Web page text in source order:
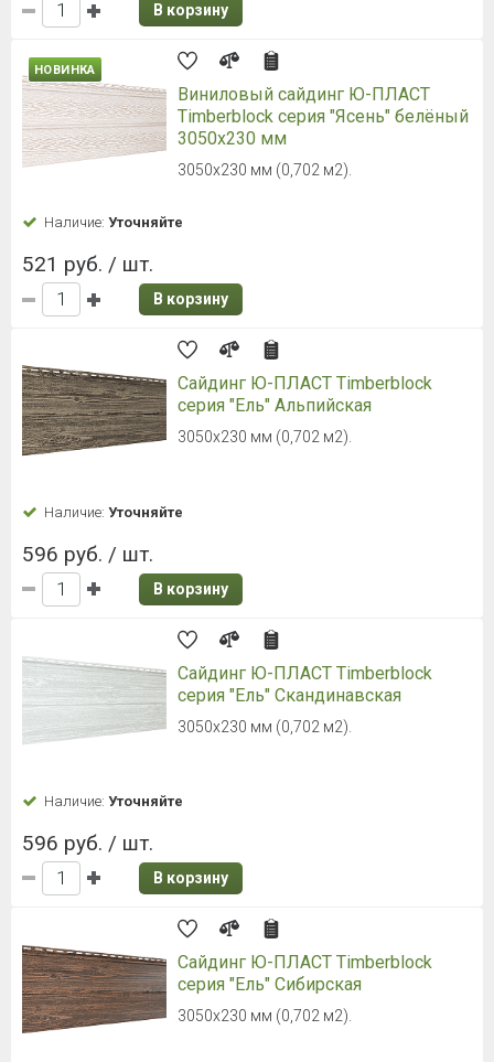
В корзину
НОВИНКА
Виниловый сайдинг Ю-ПЛАСТ
Timberblock серия "Ясень" белёный
3050х230 мм
3050х230 мм (0,702 м2).
Наличие: Уточняйте
521 руб. / шт.
В корзину
Сайдинг Ю-ПЛАСТ Timberblock
серия "Ель" Альпийская
3050х230 мм (0,702 м2).
Наличие: Уточняйте
596 руб. / шт.
В корзину
Сайдинг Ю-ПЛАСТ Timberblock
серия "Ель" Скандинавская
3050х230 мм (0,702 м2).
Наличие: Уточняйте
596 руб. / шт.
В корзину
Сайдинг Ю-ПЛАСТ Timberblock
серия "Ель" Сибирская
3050х230 мм (0,702 м2).